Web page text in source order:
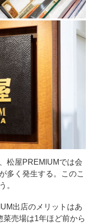
松屋PREMIUMでは会
多く発生する。このこ
。
出店のメリットはあ
菜売場は1年ほど前から